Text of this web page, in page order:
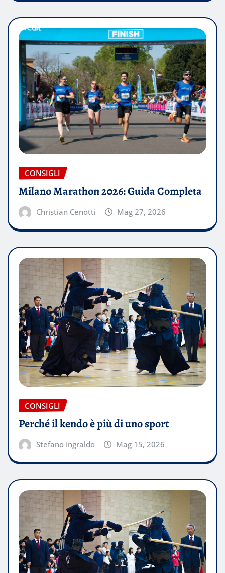
CONSIGLI
Milano Marathon 2026: Guida Completa
Christian Cenotti Mag 27, 2026
CONSIGLI
Perché il kendo è più di uno sport
Stefano Ingraldo Mag 15, 2026